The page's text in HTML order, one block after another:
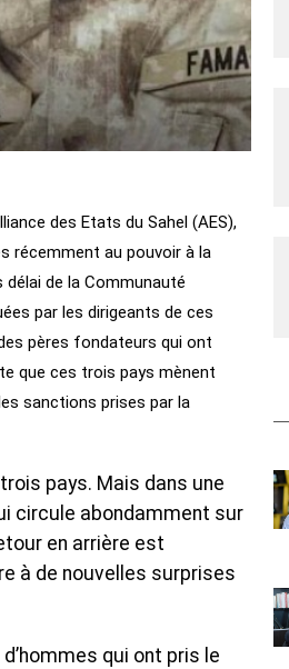
des Etats du Sahel (AES),
récemment au pouvoir à la
de la Communauté
par les dirigeants de ces
pères fondateurs qui ont
que ces trois pays mènent
sanctions prises par la
pays. Mais dans une
circule abondamment sur
en arrière est
à de nouvelles surprises
qui ont pris le